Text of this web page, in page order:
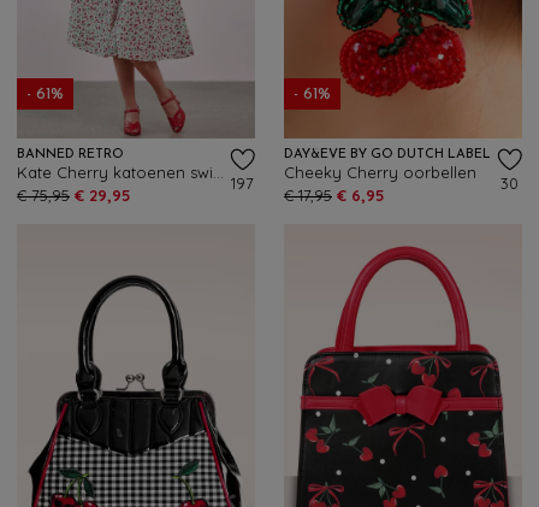
- 61%
BANNED RETRO
€ 75,95 € 29,95
197
- 61%
DAY&EVE BY GO DUTCH LABEL
Cheeky Cherry oorbellen
€ 17,95 € 6,95
30